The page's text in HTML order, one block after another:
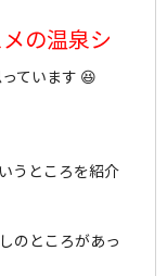
の温泉シ
ています 😆
うところを紹介
のところがあっ